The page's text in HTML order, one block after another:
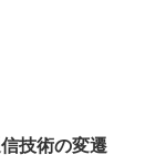
技術の変遷